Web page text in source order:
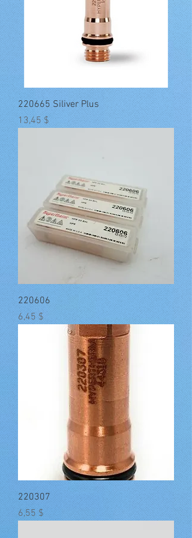
220665 Siliver Plus
Preis
13,45 $
220606
Preis
6,45 $
220307
Preis
6,55 $